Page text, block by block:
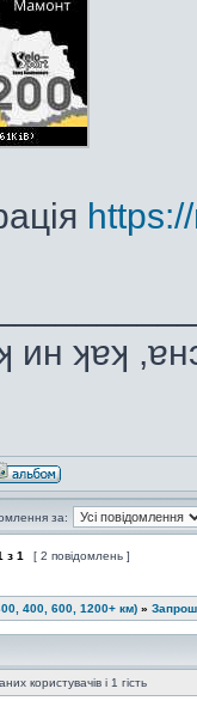
ин ʞɐʞ
за:
з 1 [ 2 повідомлень ]
400, 600, 1200+ км) »
користувачів і 1 гість